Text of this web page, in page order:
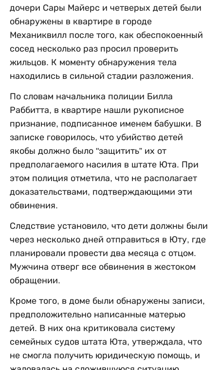
дочери Сары Майерс и четверых детей были
обнаружены в квартире в городе
Механиквилл после того, как обеспокоенный
сосед несколько раз просил проверить
жильцов. К моменту обнаружения тела
находились в сильной стадии разложения.
По словам начальника полиции Билла
Раббитта, в квартире нашли рукописное
признание, подписанное именем бабушки. В
записке говорилось, что убийство детей
якобы должно было "защитить” их от
предполагаемого насилия в штате Юта. При
этом полиция отметила, что не располагает
доказательствами, подтверждающими эти
обвинения.
Следствие установило, что дети должны были
через несколько дней отправиться в Юту, где
планировали провести два месяца с отцом.
Мужчина отверг все обвинения в жестоком
обращении.
Кроме того, в доме были обнаружены записи,
предположительно написанные матерью
детей. В них она критиковала систему
семейных судов штата Юта, утверждала, что
не смогла получить юридическую помощь, и